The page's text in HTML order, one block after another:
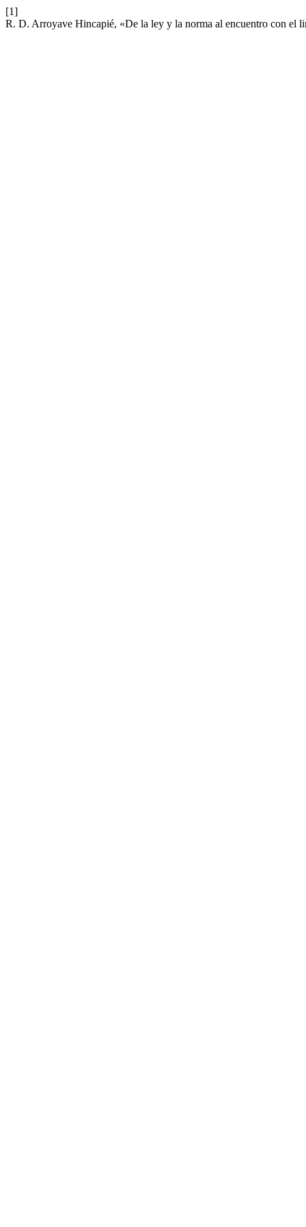
[1]
R. D. Arroyave Hincapié, «De la ley y la norma al encuentro con el